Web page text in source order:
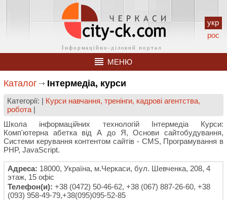
укр
рос
МЕНЮ
Каталог Інтермедіа, курси
Категорії: | Курси навчання, тренінги, кадрові агентства,
робота |
Школа інформаційних технологій Інтермедіа Курси:
Комп'ютерна абетка від А до Я, Основи сайтобудування,
Системи керування контентом сайтів - CMS, Програмування в
PHP, JavaScript.
Адреса: 18000, Україна, м.Черкаси, бул. Шевченка, 208, 4
этаж, 15 офіс
Телефон(и): +38 (0472) 50-46-62, +38 (067) 887-26-60, +38
(093) 958-49-79,+38(095)095-52-85